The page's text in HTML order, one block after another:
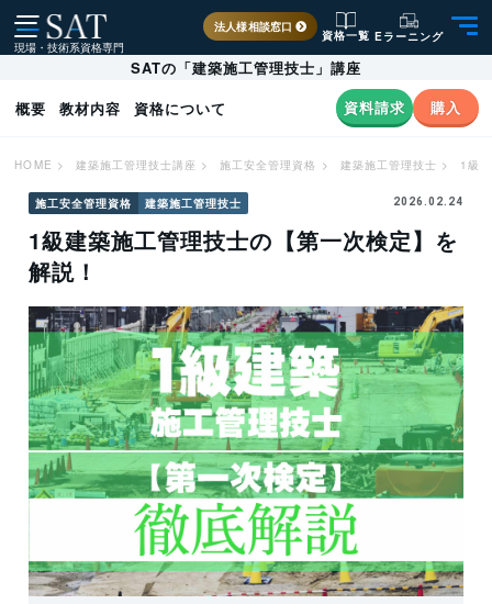
現場・技術系資格専門
法人様相談窓口
資格一覧 Eラーニング
SATの「建築施工管理技士」講座
概要
教材内容 資格について 資料請求 購入
HOME > 建築施工管理技士講座 > 施工安全管理資格 > 建築施工管理技士 > 1級
施工安全管理資格 建築施工管理技士 2026.02.24
1級建築施工管理技士の【第一次検定】を
解説！